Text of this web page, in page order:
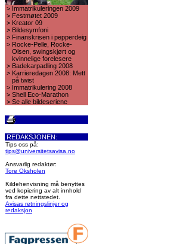
> Immatrikuleringen 2009
> Festmøtet 2009
> Kreator 09
> Bildesymfoni
> Finanskrisen i pepperdeig
> Rocke-Pelle, Rocke-
Olsen, swingskjørt og
kvinnelige forelesere
> Badekarpadling 2008
> Karrieredagen 2008: Mett
på twist
> Immatrikulering 2008
> Shell Eco-Marathon
> Se alle bildeseriene
REDAKSJONEN:
Tips oss på:
tips@universitetsavisa.no
Ansvarlig redaktør:
Tore Oksholen
Kildehenvisning må benyttes
ved kopiering av alt innhold
fra dette nettstedet.
Avisas retningslinjer og
redaksjon